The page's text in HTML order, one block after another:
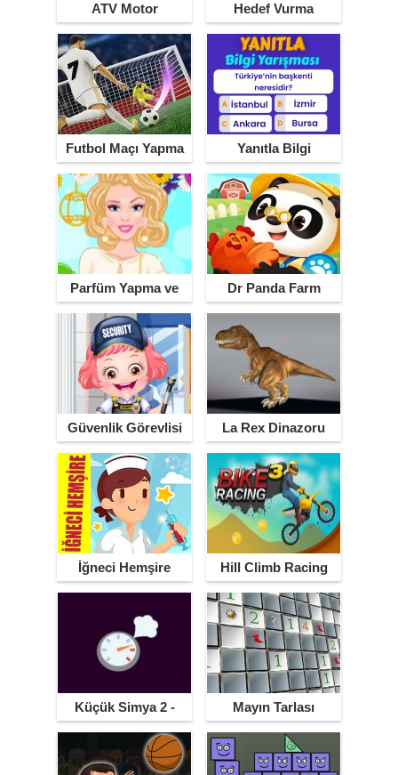
ATV Motor Hedef Vurma
Futbol Maçı Yapma
Yanıtla Bilgi
Yarışması
Parfüm Yapma ve
Tasarlama
Dr Panda Farm
Güvenlik Görevlisi
Hazel Bebek
La Rex Dinazoru
İğneci Hemşire
Hill Climb Racing
Motor Yarışı
Küçük Simya 2 -
Little Alchemy 2
Mayın Tarlası